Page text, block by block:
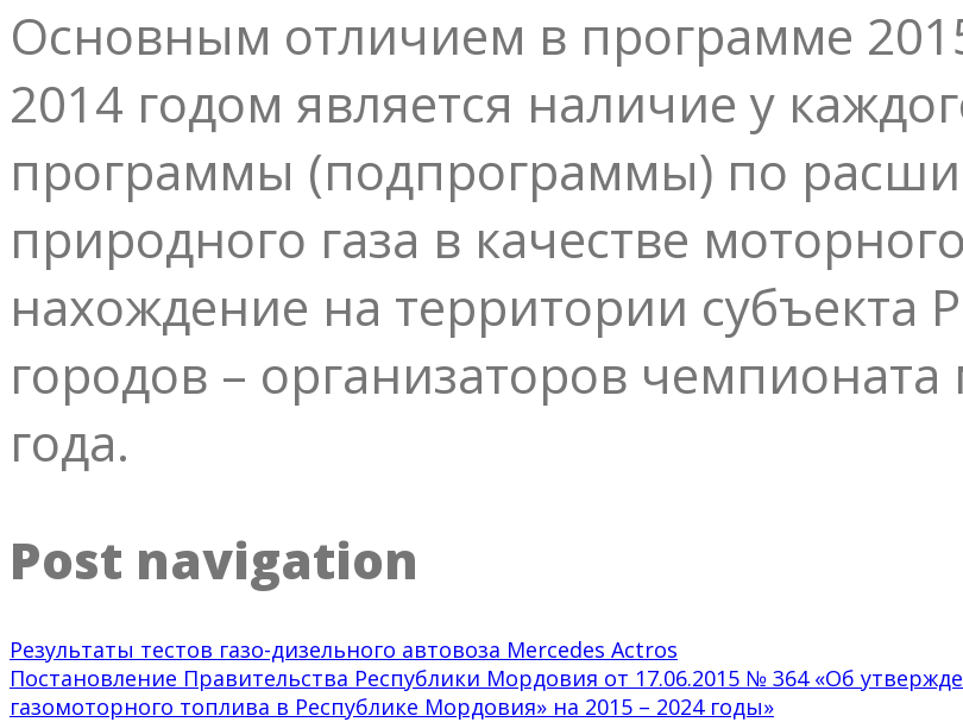
Основным отличием в программе
2014 годом является наличие у
программы (подпрограммы) по
природного газа в качестве
нахождение на территории субъекта
городов – организаторов
года.
Post navigation
Результаты тестов газо-дизельного автовоза Mercedes Actros
Постановление Правительства Республики Мордовия от 17.06.2015 № 364 «Об
газомоторного топлива в Республике Мордовия» на 2015 – 2024 годы»